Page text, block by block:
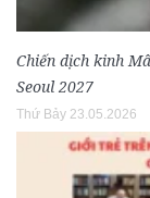
Chiến dịch kinh
Seoul 2027
Thứ Bảy 23.05.2026